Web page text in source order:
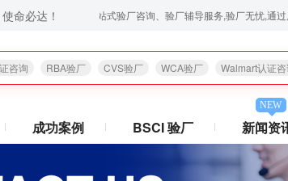
命必达！
厂等一站式验厂咨询、验厂辅导服务,验厂无忧,通过后付款,让
咨询 RBA验厂 CVS验厂 WCA验厂 Walmart认证咨
成功案例 BSCI 验厂
NEW
新闻资